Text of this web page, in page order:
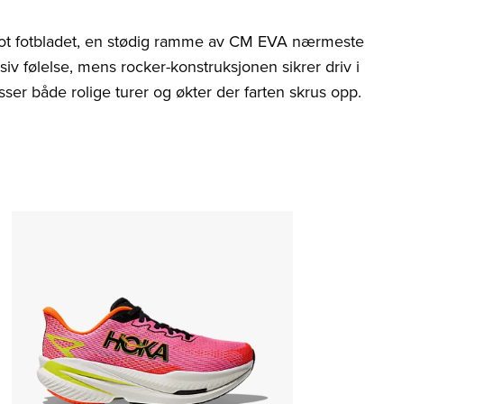
fotbladet, en stødig ramme av CM EVA nærmeste
følelse, mens rocker-konstruksjonen sikrer driv i
både rolige turer og økter der farten skrus opp.